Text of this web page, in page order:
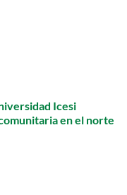
Icesi
en el norte